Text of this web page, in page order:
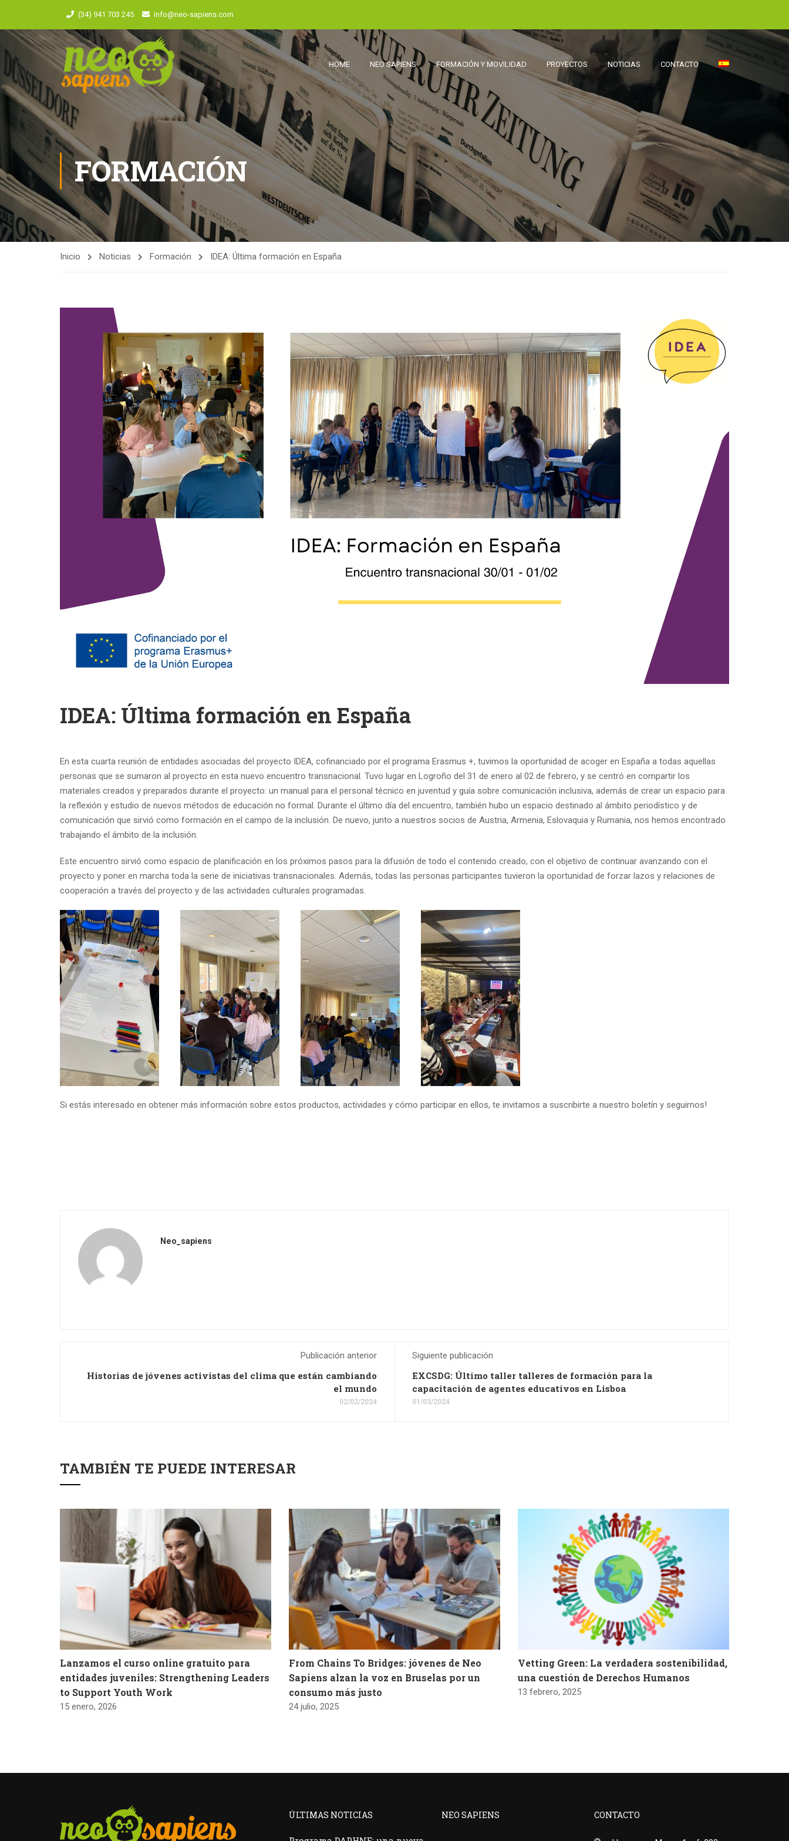
(34) 941 703 245 info@neo-sapiens.com
HOME NEO SAPIENS FORMACIÓN Y MOVILIDAD PROYECTOS NOTICIAS CONTACTO
FORMACIÓN
Inicio Noticias Formación IDEA: Última formación en España
IDEA: Última formación en España
En esta cuarta reunión de entidades asociadas del proyecto IDEA, cofinanciado por el programa Erasmus +, tuvimos la oportunidad de acoger en España a todas aquellas
personas que se sumaron al proyecto en esta nuevo encuentro transnacional. Tuvo lugar en Logroño del 31 de enero al 02 de febrero, y se centró en compartir los
materiales creados y preparados durante el proyecto: un manual para el personal técnico en juventud y guía sobre comunicación inclusiva, además de crear un espacio para
la reflexión y estudio de nuevos métodos de educación no formal. Durante el último día del encuentro, también hubo un espacio destinado al ámbito periodístico y de
comunicación que sirvió como formación en el campo de la inclusión. De nuevo, junto a nuestros socios de Austria, Armenia, Eslovaquia y Rumania, nos hemos encontrado
trabajando el ámbito de la inclusión.
Este encuentro sirvió como espacio de planificación en los próximos pasos para la difusión de todo el contenido creado, con el objetivo de continuar avanzando con el
proyecto y poner en marcha toda la serie de iniciativas transnacionales. Además, todas las personas participantes tuvieron la oportunidad de forzar lazos y relaciones de
cooperación a través del proyecto y de las actividades culturales programadas.
Si estás interesado en obtener más información sobre estos productos, actividades y cómo participar en ellos, te invitamos a suscribirte a nuestro boletín y seguirnos!
Neo_sapiens
Publicación anterior
Historias de jóvenes activistas del clima que están cambiando
el mundo
02/02/2024
Siguiente publicación
EXCSDG: Último taller talleres de formación para la
capacitación de agentes educativos en Lisboa
01/03/2024
TAMBIÉN TE PUEDE INTERESAR
Lanzamos el curso online gratuito para
entidades juveniles: Strengthening Leaders
to Support Youth Work
15 enero, 2026
From Chains To Bridges: jóvenes de Neo
Sapiens alzan la voz en Bruselas por un
consumo más justo
24 julio, 2025
Vetting Green: La verdadera sostenibilidad,
una cuestión de Derechos Humanos
13 febrero, 2025
ÚLTIMAS NOTICIAS NEO SAPIENS CONTACTO